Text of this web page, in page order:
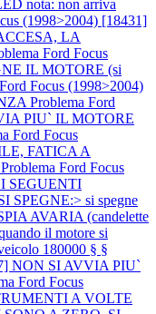
nota: non arriva
(1998>2004) [18431]
LA
Ford Focus
IL MOTORE (si
Focus (1998>2004)
Problema Ford
PIU` IL MOTORE
Ford Focus
FATICA A
Problema Ford Focus
SEGUENTI
SPEGNE:> si spegne
AVARIA (candelette
il motore si
180000 § §
NON SI AVVIA PIU`
Ford Focus
A VOLTE